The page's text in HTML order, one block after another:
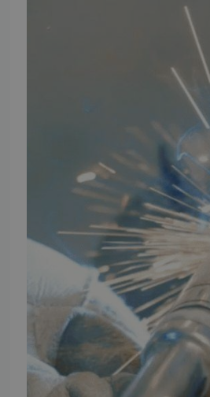
Ansøg om at blive
Energiberegner
TMP Historie
Cookie og
Salgs- og
Vores brands
Mandag - Torsdag
09:00
09:00
Lukket
FØLG
Facebook
Youtube
Instagram